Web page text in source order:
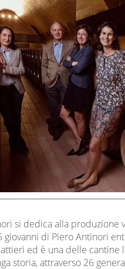
si dedica alla
giovanni di Piero Antinori
ed è una delle
storia, attraverso 26